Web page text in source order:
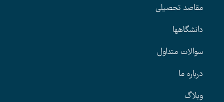
مقاصد تحصیلی
دانشگاهها
سوالات متداول
درباره ما
وبلاگ